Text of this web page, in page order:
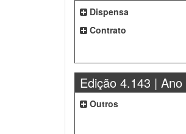
Dispensa
Contrato
Edição 4.143 | Ano
Outros